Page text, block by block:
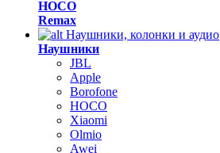
HOCO
Remax
Наушники, колонки и аудио
Наушники
JBL
Apple
Borofone
HOCO
Xiaomi
Olmio
Awei